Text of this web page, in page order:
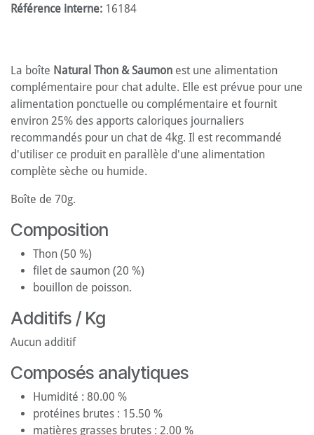
Référence interne: 16184
La boîte Natural Thon & Saumon est une alimentation
complémentaire pour chat adulte. Elle est prévue pour une
alimentation ponctuelle ou complémentaire et fournit
environ 25% des apports caloriques journaliers
recommandés pour un chat de 4kg. Il est recommandé
d'utiliser ce produit en parallèle d'une alimentation
complète sèche ou humide.
Boîte de 70g.
Composition
Thon (50 %)
filet de saumon (20 %)
bouillon de poisson.
Additifs / Kg
Aucun additif
Composés analytiques
Humidité : 80.00 %
protéines brutes : 15.50 %
matières grasses brutes : 2.00 %